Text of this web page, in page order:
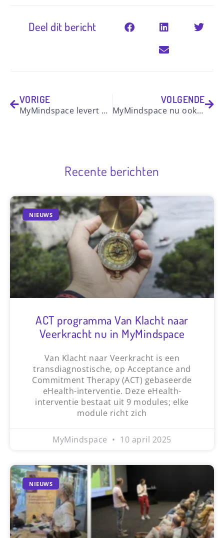
Deel dit bericht
VORIGE
MyMindspace levert opleidingsplatform voor e-coaches
VOLGENDE
MyMindspace nu ook gratis te gebruiken
Recente berichten
NIEUWS
ACT programma Van Klacht naar
Veerkracht nu in MyMindspace
Van Klacht naar Veerkracht is een
transdiagnostische, op Acceptance and
Commitment Therapy (ACT) gebaseerde
eHealth-interventie. Deze eHealth-
interventie bestaat uit 9 modules; elke
module richt zich
MyMindspace 10 april 2025
NIEUWS